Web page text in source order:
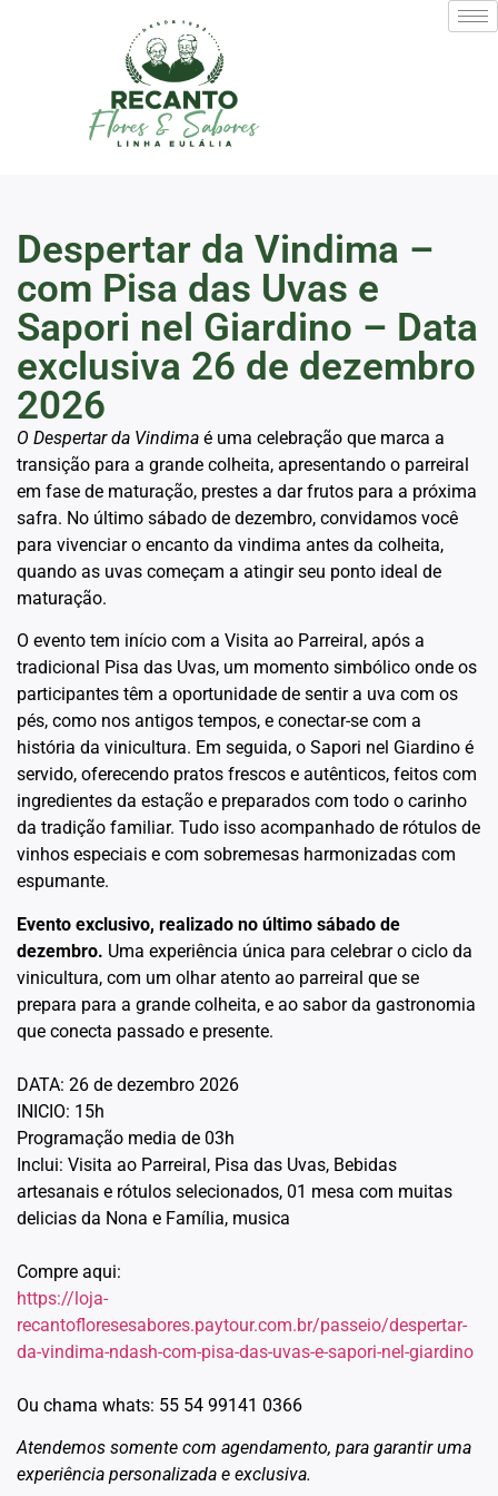
Despertar da Vindima –
com Pisa das Uvas e
Sapori nel Giardino – Data
exclusiva 26 de dezembro
2026
O Despertar da Vindima é uma celebração que marca a
transição para a grande colheita, apresentando o parreiral
em fase de maturação, prestes a dar frutos para a próxima
safra. No último sábado de dezembro, convidamos você
para vivenciar o encanto da vindima antes da colheita,
quando as uvas começam a atingir seu ponto ideal de
maturação.
O evento tem início com a Visita ao Parreiral, após a
tradicional Pisa das Uvas, um momento simbólico onde os
participantes têm a oportunidade de sentir a uva com os
pés, como nos antigos tempos, e conectar-se com a
história da vinicultura. Em seguida, o Sapori nel Giardino é
servido, oferecendo pratos frescos e autênticos, feitos com
ingredientes da estação e preparados com todo o carinho
da tradição familiar. Tudo isso acompanhado de rótulos de
vinhos especiais e com sobremesas harmonizadas com
espumante.
Evento exclusivo, realizado no último sábado de
dezembro. Uma experiência única para celebrar o ciclo da
vinicultura, com um olhar atento ao parreiral que se
prepara para a grande colheita, e ao sabor da gastronomia
que conecta passado e presente.
DATA: 26 de dezembro 2026
INICIO: 15h
Programação media de 03h
Inclui: Visita ao Parreiral, Pisa das Uvas, Bebidas
artesanais e rótulos selecionados, 01 mesa com muitas
delicias da Nona e Família, musica
Compre aqui:
https://loja-
recantofloresesabores.paytour.com.br/passeio/despertar-
da-vindima-ndash-com-pisa-das-uvas-e-sapori-nel-giardino
Ou chama whats: 55 54 99141 0366
Atendemos somente com agendamento, para garantir uma
experiência personalizada e exclusiva.